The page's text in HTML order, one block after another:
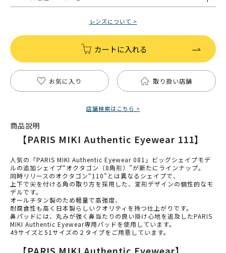
レンズについて >
カートに入れる
お気に入り 取り扱い店舗
店舗検索はこちら >
商品説明
【PARIS MIKI Authentic Eyewear 111】
人気の「PARIS MIKI Authentic Eyewear 081」ビッグシェイプモデ
ルの追加シェイプ“オクタゴン（8角形）”が新たにラインナップ。
同時リリースのオクタゴン“110”とは異なるシェイプで、
上下で尖を付ける角の取り方を採用した、変形デザインの個性的なモ
デルです。
オールチタン製のため軽量で高強度、
耐腐食性も高く日本製らしいクオリティを持つ仕上がりです。
鼻パッドには、丸みが強く鼻当たりの良い掛け心地を追及したPARIS
MIKI Authentic Eyewear専用パッドを使用しています。
49サイズと51サイズの２タイプをご用意しています。